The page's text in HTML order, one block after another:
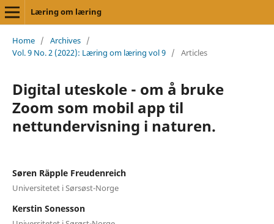
Læring om læring
Home / Archives /
Vol. 9 No. 2 (2022): Læring om læring vol 9 / Articles
Digital uteskole - om å bruke
Zoom som mobil app til
nettundervisning i naturen.
Søren Räpple Freudenreich
Universitetet i Sørsøst-Norge
Kerstin Sonesson